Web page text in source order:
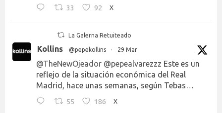
33 92 X
La Galerna Retuiteado
Kollins @pepekollins · 29 Mar
@TheNewOjeador @pepealvarezzz Este es un
reflejo de la situación económica del Real
Madrid, hace unas semanas, según Tebas…
55 186 X